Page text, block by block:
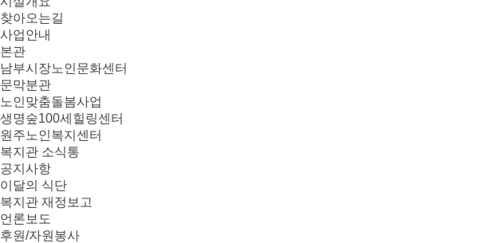
찾아오는길
사업안내
본관
남부시장노인문화센터
문막분관
노인맞춤돌봄사업
생명숲100세힐링센터
원주노인복지센터
복지관 소식통
공지사항
이달의 식단
복지관 재정보고
언론보도
후원/자원봉사